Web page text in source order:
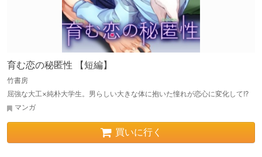
育む恋の秘匿性 【短編】
竹書房
屈強な大工×純朴大学生。男らしい大きな体に抱いた憧れが恋心に変化して!?
マンガ
買いに行く